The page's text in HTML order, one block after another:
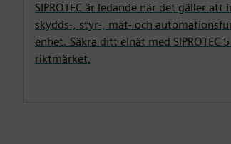
SIPROTEC är ledande när det gäller att
skydds-, styr-, mät- och
enhet. Säkra ditt elnät med SIPROTEC
riktmärket,